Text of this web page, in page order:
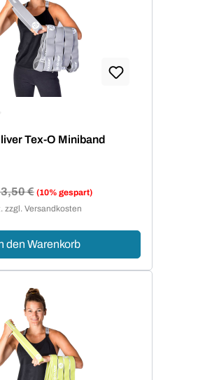
Tex-O Miniband
Preis:
€ (10% gespart)
zzgl. Versandkosten
den Warenkorb